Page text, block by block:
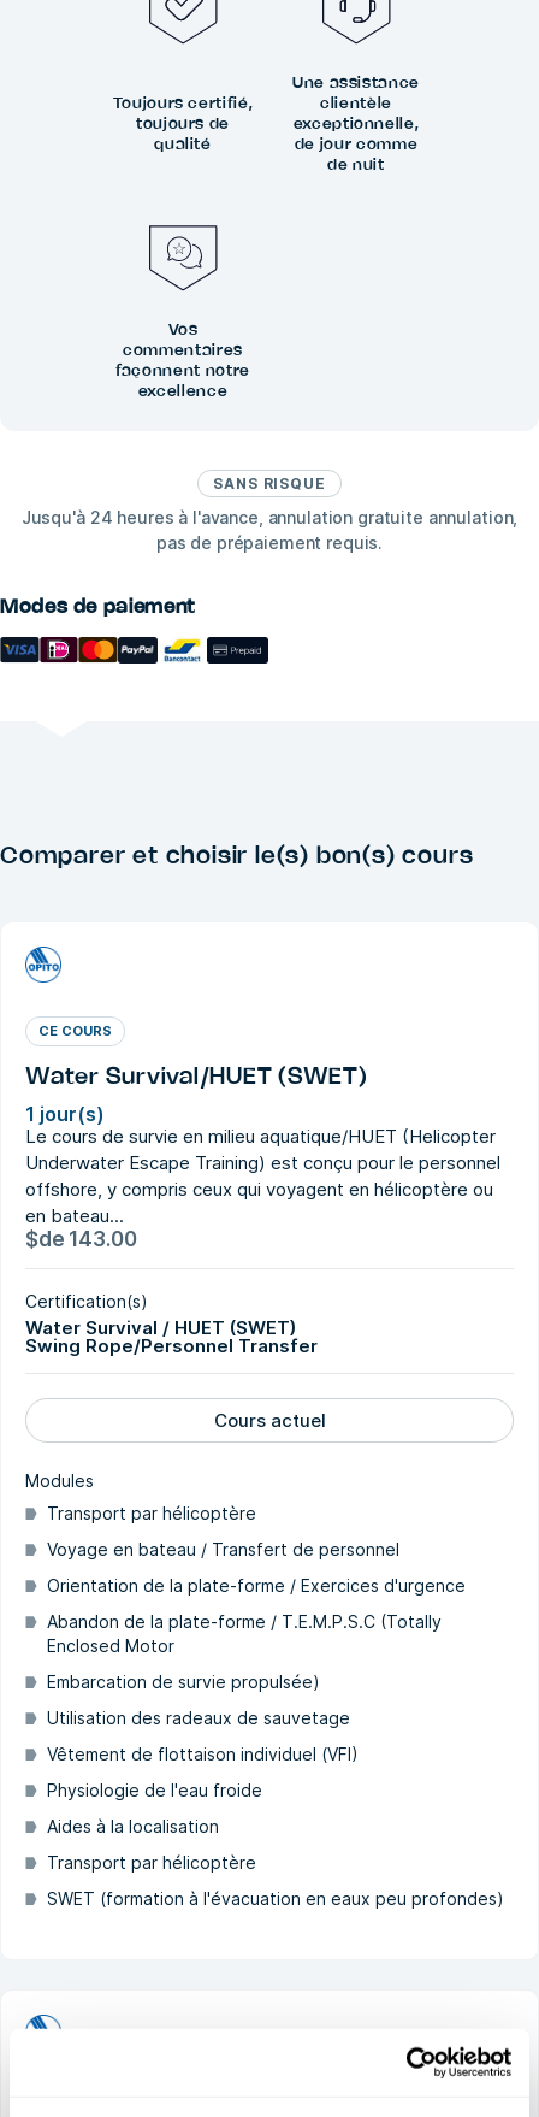
SANS RISQUE
Jusqu'à 24 heures à l'avance, annulation gratuite annulation,
pas de prépaiement requis.
Modes de paiement
Toujours certifié,
toujours de
qualité
Une assistance
clientèle
exceptionnelle,
de jour comme
de nuit
Vos
commentaires
façonnent notre
excellence
Comparer et choisir le(s) bon(s) cours
CE COURS
Water Survival/HUET (SWET)
1 jour(s)
Le cours de survie en milieu aquatique/HUET (Helicopter
Underwater Escape Training) est conçu pour le personnel
offshore, y compris ceux qui voyagent en hélicoptère ou
en bateau...
$de 143.00
Certification(s)
Water Survival / HUET (SWET)
Swing Rope/Personnel Transfer
Cours actuel
Modules
Transport par hélicoptère
Voyage en bateau / Transfert de personnel
Orientation de la plate-forme / Exercices d'urgence
Abandon de la plate-forme / T.E.M.P.S.C (Totally
Enclosed Motor
Embarcation de survie propulsée)
Utilisation des radeaux de sauvetage
Vêtement de flottaison individuel (VFI)
Physiologie de l'eau froide
Aides à la localisation
Transport par hélicoptère
SWET (formation à l'évacuation en eaux peu profondes)